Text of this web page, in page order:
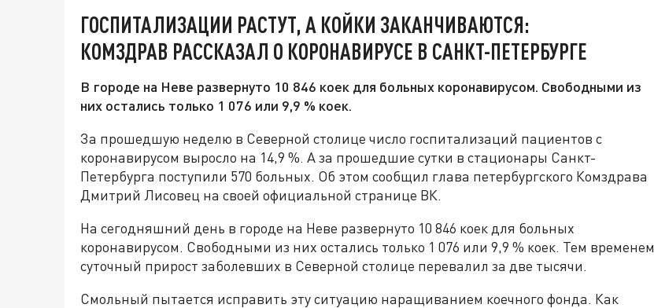
ГОСПИТАЛИЗАЦИИ РАСТУТ, А КОЙКИ ЗАКАНЧИВАЮТСЯ:
КОМЗДРАВ РАССКАЗАЛ О КОРОНАВИРУСЕ В САНКТ-ПЕТЕРБУРГЕ
В городе на Неве развернуто 10 846 коек для больных коронавирусом. Свободными из
них остались только 1 076 или 9,9 % коек.
За прошедшую неделю в Северной столице число госпитализаций пациентов с
коронавирусом выросло на 14,9 %. А за прошедшие сутки в стационары Санкт-
Петербурга поступили 570 больных. Об этом сообщил глава петербургского Комздрава
Дмитрий Лисовец на своей официальной странице ВК.
На сегодняшний день в городе на Неве развернуто 10 846 коек для больных
коронавирусом. Свободными из них остались только 1 076 или 9,9 % коек. Тем временем
суточный прирост заболевших в Северной столице перевалил за две тысячи.
Смольный пытается исправить эту ситуацию наращиванием коечного фонда. Как